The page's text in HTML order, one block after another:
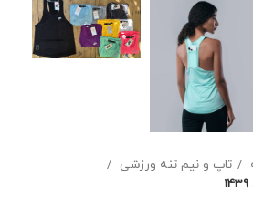
تاپ و نیم تنه ورزشی